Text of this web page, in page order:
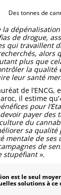
Des tonnes de
dépé­nalisation
de drogue,
qui travaillent
alors
plus que
la qualité
leur santé
de l’EN­CG,
il estime qu’
pour
payer des
du
sa
mentale de ses
de
stupéfiant ».
est le seul
solutions à ce